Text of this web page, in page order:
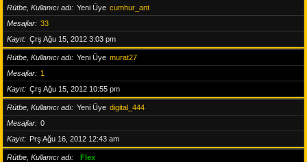
Rütbe, Kullanıcı adı Yeni Üye cumhur_ant
Mesajlar
33
Kayıt
Çrş Ağu 15, 2012 3:03 pm
Rütbe, Kullanıcı adı Yeni Üye murat27
Mesajlar
1
Kayıt
Çrş Ağu 15, 2012 10:55 pm
Rütbe, Kullanıcı adı Yeni Üye digital_444
Mesajlar
0
Kayıt
Prş Ağu 16, 2012 12:43 am
Rütbe, Kullanıcı adı
Flex